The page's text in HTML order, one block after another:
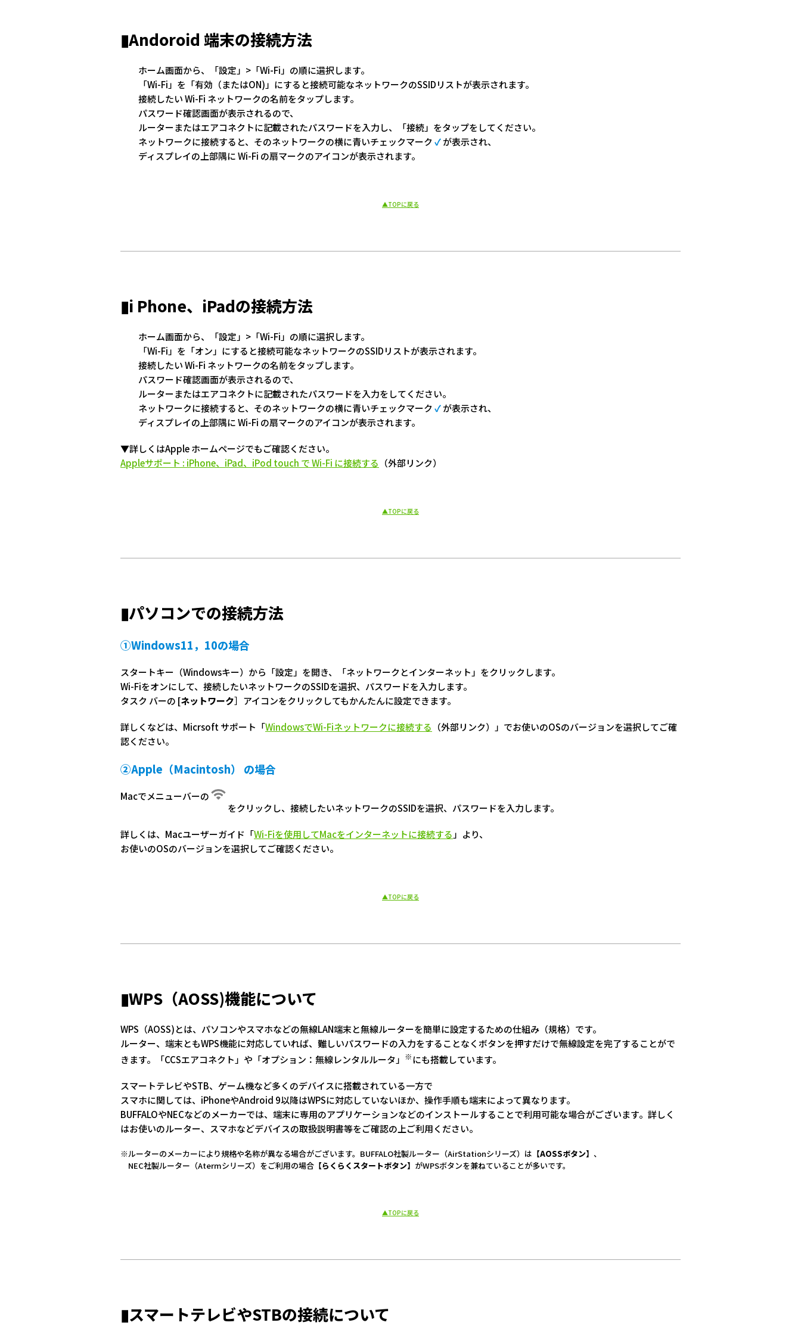
▮Andoroid 端末の接続方法
ホーム画面から、「設定」>「Wi-Fi」の順に選択します。
「Wi-Fi」を「有効（またはON)」にすると接続可能なネットワークのSSIDリストが表示されます。
接続したい Wi-Fi ネットワークの名前をタップします。
パスワード確認画面が表示されるので、
ルーターまたはエアコネクトに記載されたパスワードを入力し、「接続」をタップをしてください。
ネットワークに接続すると、そのネットワークの横に青いチェックマーク ✓が表示され、
ディスプレイの上部隅に Wi-Fi の扇マークのアイコンが表示されます。
▲TOPに戻る
▮i Phone、iPadの接続方法
ホーム画面から、「設定」>「Wi-Fi」の順に選択します。
「Wi-Fi」を「オン」にすると接続可能なネットワークのSSIDリストが表示されます。
接続したい Wi-Fi ネットワークの名前をタップします。
パスワード確認画面が表示されるので、
ルーターまたはエアコネクトに記載されたパスワードを入力をしてください。
ネットワークに接続すると、そのネットワークの横に青いチェックマーク ✓が表示され、
ディスプレイの上部隅に Wi-Fi の扇マークのアイコンが表示されます。
▼詳しくはApple ホームページでもご確認ください。
Appleサポート : iPhone、iPad、iPod touch で Wi-Fi に接続する （外部リンク）
▲TOPに戻る
▮パソコンでの接続方法
①Windows11，10の場合
スタートキー（Windowsキー）から「設定」を開き、「ネットワークとインターネット」をクリックします。
Wi-Fiをオンにして、接続したいネットワークのSSIDを選択、パスワードを入力します。
タスク バーの [ネットワーク］アイコンをクリックしてもかんたんに設定できます。
詳しくなどは、Micrsoft サポート「WindowsでWi-Fiネットワークに接続する （外部リンク）」でお使いのOSのバージョンを選択してご確
認ください。
②Apple（Macintosh） の場合
Macでメニューバーの
をクリックし、接続したいネットワークのSSIDを選択、パスワードを入力します。
詳しくは、Macユーザーガイド「Wi-Fiを使用してMacをインターネットに接続する 」より、
お使いのOSのバージョンを選択してご確認ください。
▲TOPに戻る
▮WPS（AOSS)機能について
WPS（AOSS)とは、パソコンやスマホなどの無線LAN端末と無線ルーターを簡単に設定するための仕組み（規格）です。
ルーター、端末ともWPS機能に対応していれば、難しいパスワードの入力をすることなくボタンを押すだけで無線設定を完了することがで
きます。「CCSエアコネクト」や「オプション：無線レンタルルータ」 ※にも搭載しています。
スマートテレビやSTB、ゲーム機など多くのデバイスに搭載されている一方で
スマホに関しては、iPhoneやAndroid 9以降はWPSに対応していないほか、操作手順も端末によって異なります。
BUFFALOやNECなどのメーカーでは、端末に専用のアプリケーションなどのインストールすることで利用可能な場合がございます。詳しく
はお使いのルーター、スマホなどデバイスの取扱説明書等をご確認の上ご利用ください。
※ルーターのメーカーにより規格や名称が異なる場合がございます。BUFFALO社製ルーター（AirStationシリーズ）は 【AOSSボタン】 、
NEC社製ルーター（Atermシリーズ）をご利用の場合 【らくらくスタートボタン】 がWPSボタンを兼ねていることが多いです。
▲TOPに戻る
▮スマートテレビやSTBの接続について